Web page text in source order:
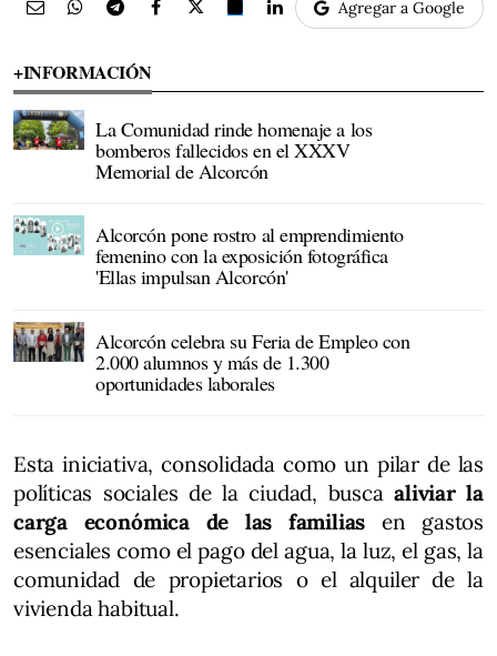
Agregar a Google
+INFORMACIÓN
La Comunidad rinde homenaje a los
bomberos fallecidos en el XXXV
Memorial de Alcorcón
Alcorcón pone rostro al emprendimiento
femenino con la exposición fotográfica
'Ellas impulsan Alcorcón'
Alcorcón celebra su Feria de Empleo con
2.000 alumnos y más de 1.300
oportunidades laborales
Esta iniciativa, consolidada como un pilar de las
políticas sociales de la ciudad, buscaaliviar la
carga económica de las familias en gastos
esenciales como el pago del agua, la luz, el gas, la
comunidad de propietarios o el alquiler de la
vivienda habitual.